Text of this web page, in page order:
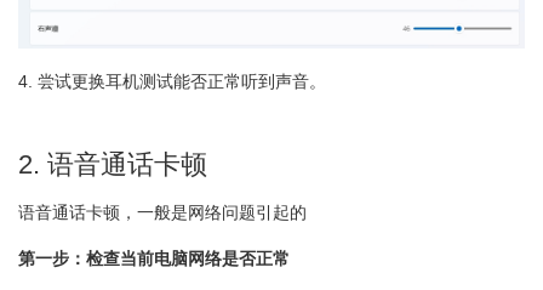
4. 尝试更换耳机测试能否正常听到声音。
2. 语音通话卡顿
语音通话卡顿，一般是网络问题引起的
第一步：检查当前电脑网络是否正常